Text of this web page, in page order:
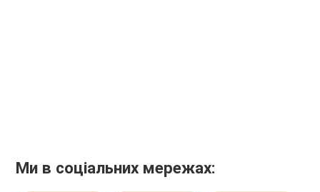
Ми в соціальних мережах: